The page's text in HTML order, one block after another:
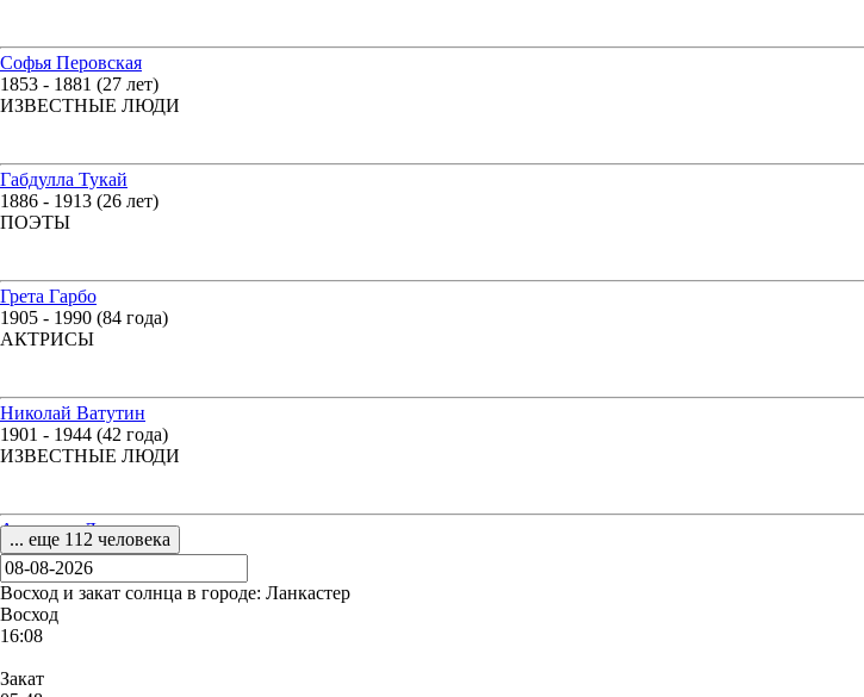
Софья Перовская
1853 - 1881 (27 лет)
ИЗВЕСТНЫЕ ЛЮДИ
Габдулла Тукай
1886 - 1913 (26 лет)
ПОЭТЫ
Грета Гарбо
1905 - 1990 (84 года)
АКТРИСЫ
Николай Ватутин
1901 - 1944 (42 года)
ИЗВЕСТНЫЕ ЛЮДИ
Аристарх Лентулов
1882 - 1943 (61 год)
ИЗВЕСТНЫЕ ЛЮДИ
... еще 112 человека
Восход и закат солнца в городе: Ланкастер
Восход
16:08
Закат